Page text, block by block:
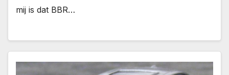
mij is dat BBR…